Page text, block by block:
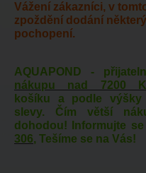
Vážení zákazníci, v
zpoždění dodání
pochopení.
AQUAPOND -
nákupu nad 7200
košíku a podle
slevy. Čím větší
dohodou! Informujte
306, Tešíme se na Vás!